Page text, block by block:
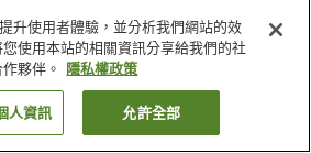
Spa／美容沙龍
會議室
筑西 新東飯店＜茨城縣＞
找客房
升使用者體驗，並分析我們網站的效
使用本站的相關資訊分享給我們的社
夥伴。
隱私權政策
人資訊 允許全部